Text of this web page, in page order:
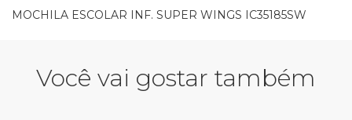
MOCHILA ESCOLAR INF. SUPER WINGS IC35185SW
Você vai gostar também